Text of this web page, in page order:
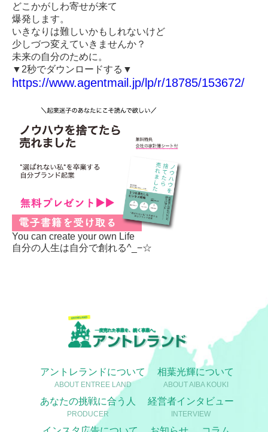
どこかがしわ寄せが来て
爆発します。
いきなりは難しいかもしれないけど
少しづつ変えていきませんか？
未来の自分のために。
▼2秒でダウンロードする▼
https://www.agentmail.jp/lp/r/18785/153672/
You can create your own Life
自分の人生は自分で創れる^_−☆
アントレランドについて
ABOUT ENTREE LAND
相葉光輝について
ABOUT AIBA KOUKI
あなたの挑戦に合う人
PRODUCER
経営者インタビュー
INTERVIEW